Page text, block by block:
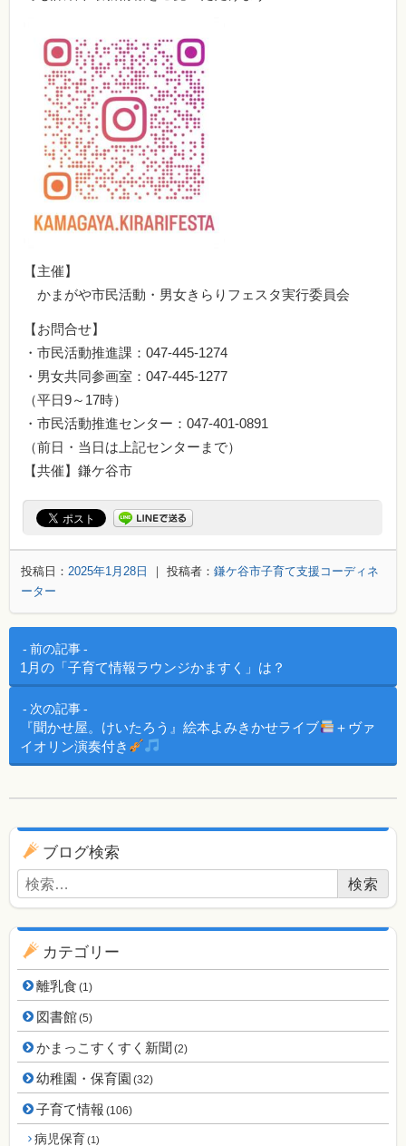
【主催】
かまがや市民活動・男女きらりフェスタ実行委員会
【お問合せ】
・市民活動推進課：047-445-1274
・男女共同参画室：047-445-1277
（平日9～17時）
・市民活動推進センター：047-401-0891
（前日・当日は上記センターまで）
【共催】鎌ケ谷市
投稿日： 2025年1月28日 ｜ 投稿者： 鎌ケ谷市子育て支援コーディネ
ーター
投稿ナビゲーション
前の記事
1月の「子育て情報ラウンジかますく」は？
次の記事
『聞かせ屋。けいたろう』絵本よみきかせライブ
＋ヴァ
イオリン演奏付き
ブログ用ナビゲーション
ブログ検索
検索:
カテゴリー
離乳食 (1)
図書館(5)
かまっこすくすく新聞 (2)
幼稚園・保育園 (32)
子育て情報 (106)
病児保育(1)